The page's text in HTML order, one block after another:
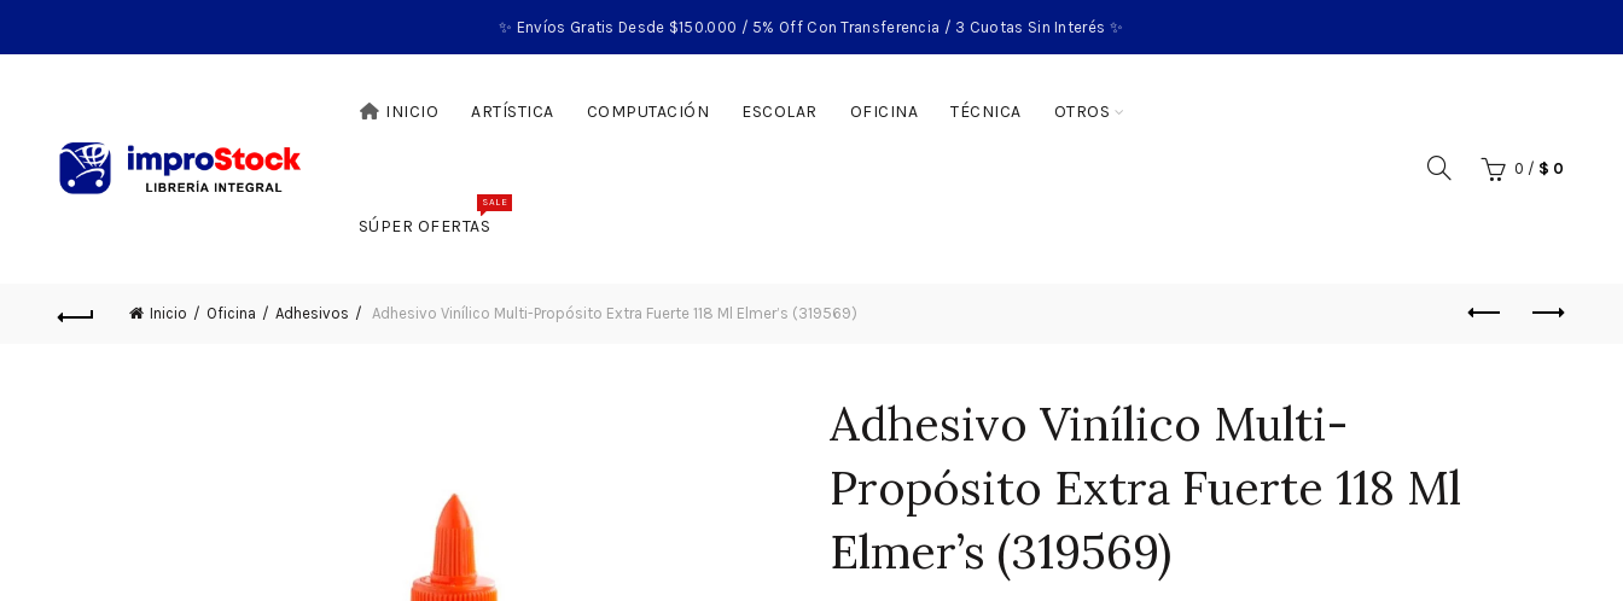
✨ Envíos Gratis Desde $150.000 / 5% Off Con Transferencia / 3 Cuotas Sin Interés ✨
INICIO ARTÍSTICA COMPUTACIÓN ESCOLAR OFICINA TÉCNICA OTROS
SÚPER OFERTAS
SALE
0 / $ 0
Inicio Oficina Adhesivos Adhesivo Vinílico Multi-Propósito Extra Fuerte 118 Ml Elmer’s (319569)
Adhesivo Vinílico Multi-
Propósito Extra Fuerte 118 Ml
Elmer’s (319569)